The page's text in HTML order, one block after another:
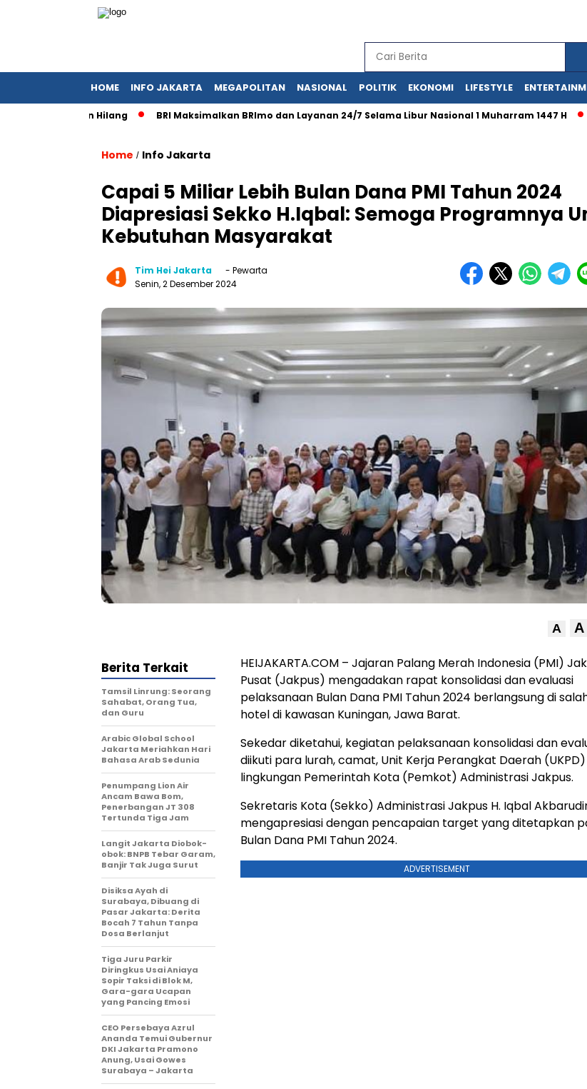
HOME INFO JAKARTA MEGAPOLITAN NASIONAL POLITIK EKONOMI LIFESTYLE
Pemohon Hilang BRI Maksimalkan BRImo dan Layanan 24/7 Selama Libur Nasional 1 Muharram 1447 H Daki
Home / Info Jakarta
Capai 5 Miliar Lebih Bulan Dana PMI Tahun 2024
Diapresiasi Sekko H.Iqbal: Semoga Programnya
Kebutuhan Masyarakat
Tim Hei Jakarta
- Pewarta
Senin, 2 Desember 2024
A A
HEIJAKARTA.COM – Jajaran Palang Merah Indonesia (PMI)
Pusat (Jakpus) mengadakan rapat konsolidasi dan evaluasi
pelaksanaan Bulan Dana PMI Tahun 2024 berlangsung di
hotel di kawasan Kuningan, Jawa Barat.
Sekedar diketahui, kegiatan pelaksanaan konsolidasi dan
diikuti para lurah, camat, Unit Kerja Perangkat Daerah
lingkungan Pemerintah Kota (Pemkot) Administrasi Jakpus.
Sekretaris Kota (Sekko) Administrasi Jakpus H. Iqbal
mengapresiasi dengan pencapaian target yang ditetapkan
Bulan Dana PMI Tahun 2024.
ADVERTISEMENT
Berita Terkait
Tamsil Linrung: Seorang
Sahabat, Orang Tua,
dan Guru
Arabic Global School
Jakarta Meriahkan Hari
Bahasa Arab Sedunia
Penumpang Lion Air
Ancam Bawa Bom,
Penerbangan JT 308
Tertunda Tiga Jam
Langit Jakarta Diobok-
obok: BNPB Tebar Garam,
Banjir Tak Juga Surut
Disiksa Ayah di
Surabaya, Dibuang di
Pasar Jakarta: Derita
Bocah 7 Tahun Tanpa
Dosa Berlanjut
Tiga Juru Parkir
Diringkus Usai Aniaya
Sopir Taksi di Blok M,
Gara-gara Ucapan
yang Pancing Emosi
CEO Persebaya Azrul
Ananda Temui Gubernur
DKI Jakarta Pramono
Anung, Usai Gowes
Surabaya – Jakarta